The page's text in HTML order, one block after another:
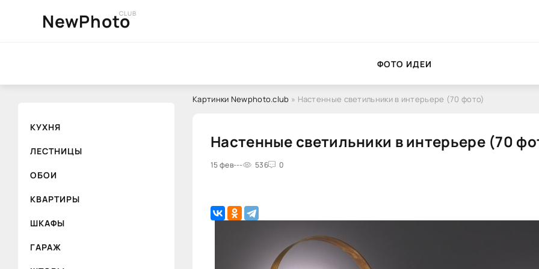
NewPhoto
CLUB
ФОТО ИДЕИ
КУХНЯ
ЛЕСТНИЦЫ
ОБОИ
КВАРТИРЫ
ШКАФЫ
ГАРАЖ
Картинки Newphoto.club » Настенные светильники в интерьере (70 фото)
Настенные светильники в интерьере (70
15 фев--- 536 0